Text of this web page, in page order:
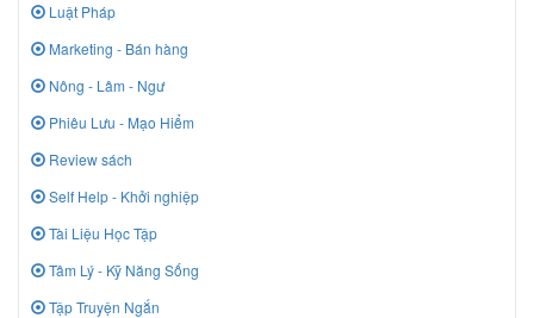
Luật Pháp
Marketing - Bán hàng
Nông - Lâm - Ngư
Phiêu Lưu - Mạo Hiểm
Review sách
Self Help - Khởi nghiệp
Tài Liệu Học Tập
Tâm Lý - Kỹ Năng Sống
Tập Truyện Ngắn